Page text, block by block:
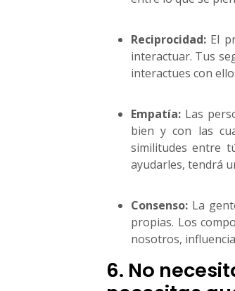
Reciprocidad: El
interactuar. Tus
interactues con
Empatía: Las
bien y con las
similitudes entre
ayudarles, tendrá
Consenso: La
propias. Los
nosotros,
6. No